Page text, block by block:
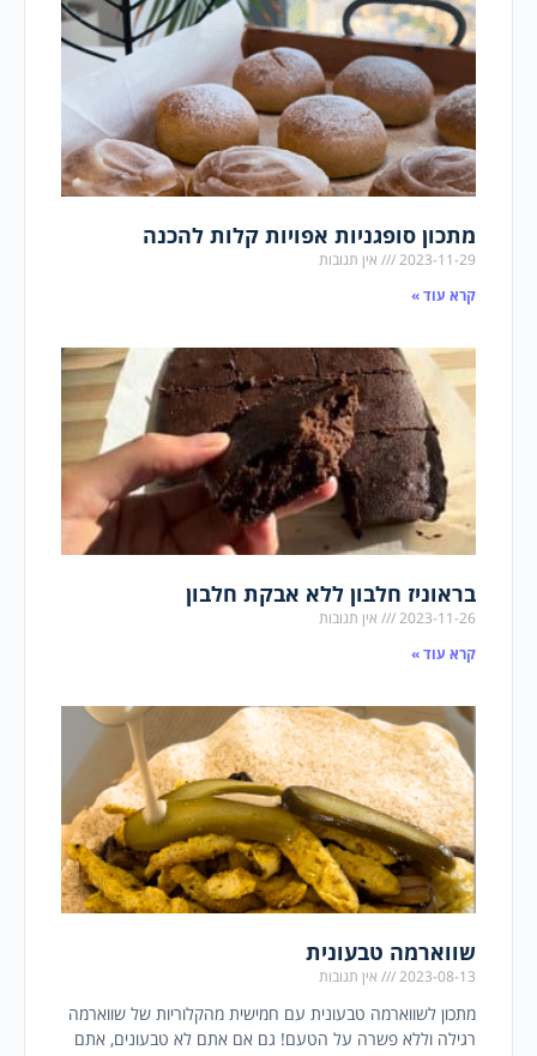
מתכון סופגניות אפויות קלות להכנה
2023-11-29
אין תגובות
קרא עוד »
בראוניז חלבון ללא אבקת חלבון
2023-11-26
אין תגובות
קרא עוד »
שווארמה טבעונית
2023-08-13 אין תגובות
מתכון לשווארמה טבעונית עם חמישית מהקלוריות של שווארמה
רגילה וללא פשרה על הטעם! גם אם אתם לא טבעונים, אתם